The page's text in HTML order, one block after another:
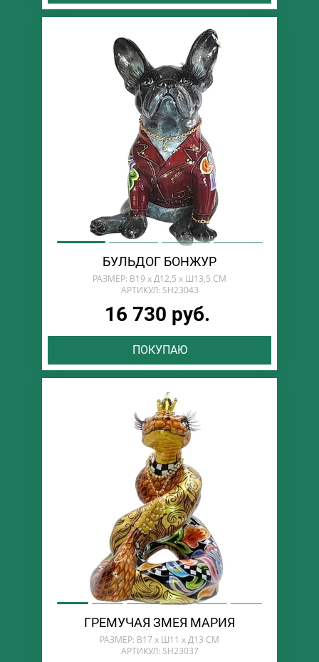
БУЛЬДОГ БОНЖУР
РАЗМЕР: В19 х Д12,5 х Ш13,5 СМ
АРТИКУЛ: SH23043
16 730 руб.
ПОКУПАЮ
ГРЕМУЧАЯ ЗМЕЯ МАРИЯ
РАЗМЕР: В17 х Ш11 х Д13 СМ
АРТИКУЛ: SH23037